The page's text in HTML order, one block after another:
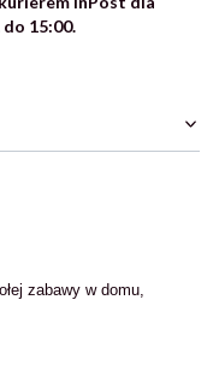
15:00.
zabawy w domu,